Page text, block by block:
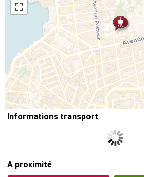
Informations transport
A proximité